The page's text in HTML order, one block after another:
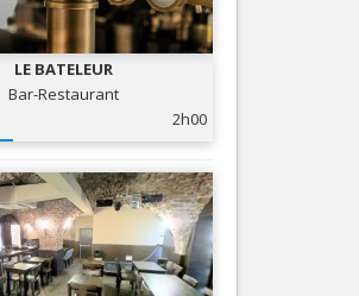
LE BATELEUR
Bar-Restaurant
2h00